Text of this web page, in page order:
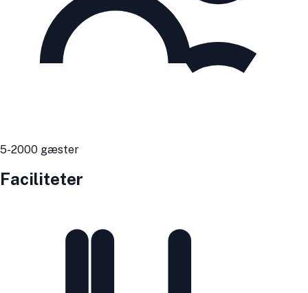
5-2000 gæster
Faciliteter